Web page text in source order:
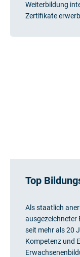
Weiterbildung
Zertifikate
Top
Als staatlich
ausgezeichneter
seit mehr als 20
Kompetenz und